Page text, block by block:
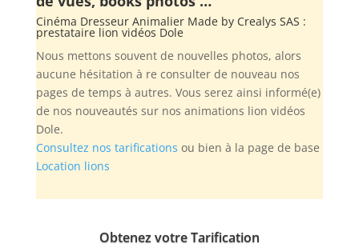
Cinéma Dresseur Animalier Made by Crealys SAS :
prestataire lion vidéos Dole
Nous mettons souvent de nouvelles photos, alors
aucune hésitation à re consulter de nouveau nos
pages de temps à autres. Vous serez ainsi informé(e)
de nos nouveautés sur nos animations lion vidéos
Dole.
Consultez nos tarifications ou bien à la page de base
Location lions
Obtenez votre Tarification